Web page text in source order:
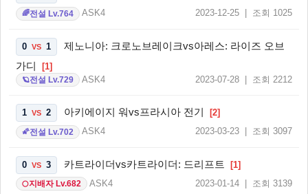
🌈전설 Lv.764 ASK4 2023-12-25 | 조회 1025
0 VS 1
제노니아: 크로노브레이크vs아레스: 라이즈 오브
가디
[1]
🪐전설 Lv.729 ASK4 2023-07-28 | 조회 2212
1 VS 2 아키에이지 워vs프라시아 전기 [2]
🌠전설 Lv.702 ASK4 2023-03-23 | 조회 3097
0 VS 3 카트라이더vs카트라이더: 드리프트 [1]
🌕지배자 Lv.682 ASK4 2023-01-14 | 조회 3139